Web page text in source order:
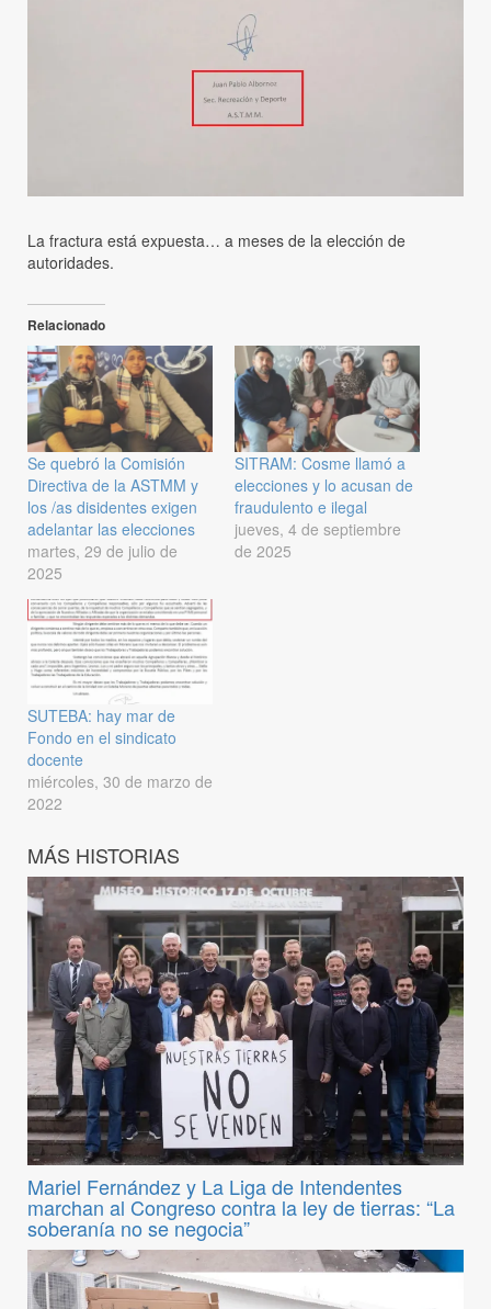
La fractura está expuesta… a meses de la elección de
autoridades.
Relacionado
Se quebró la Comisión
Directiva de la ASTMM y
los /as disidentes exigen
adelantar las elecciones
martes, 29 de julio de
2025
SITRAM: Cosme llamó a
elecciones y lo acusan de
fraudulento e ilegal
jueves, 4 de septiembre
de 2025
SUTEBA: hay mar de
Fondo en el sindicato
docente
miércoles, 30 de marzo de
2022
MÁS HISTORIAS
Mariel Fernández y La Liga de Intendentes
marchan al Congreso contra la ley de tierras: “La
soberanía no se negocia”